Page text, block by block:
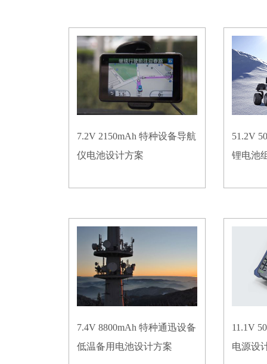
7.2V 2150mAh 特种设备导航
仪电池设计方案
51.2V
锂电池
7.4V 8800mAh 特种通迅设备
低温备用电池设计方案
11.1V
电源设